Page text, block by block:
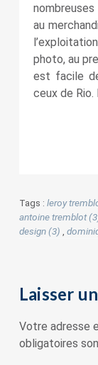
au
photo, au
est facile
ceux de
Tags : leroy
antoine tremblot
design (3)
Laisser
Votre adresse
obligatoires